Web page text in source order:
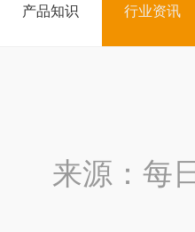
产品知识 行业资讯
来源：每